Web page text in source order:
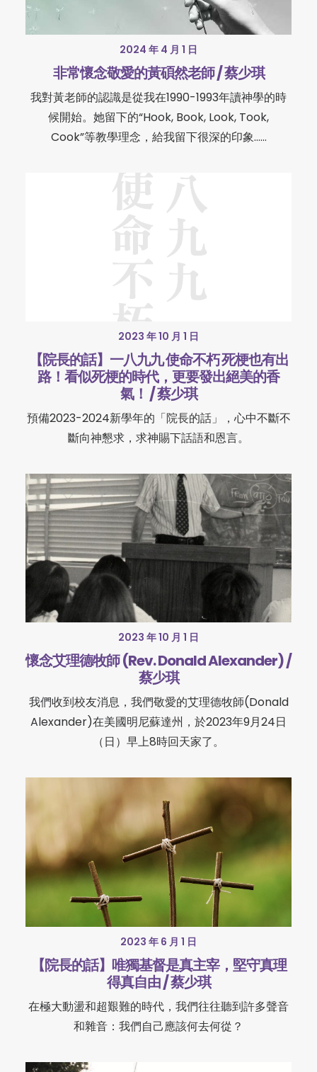
2024 年 4 月 1 日
非常懷念敬愛的黃碩然老師 / 蔡少琪
我對黃老師的認識是從我在1990-1993年讀神學的時
候開始。她留下的“Hook, Book, Look, Took,
Cook”等教學理念，給我留下很深的印象……
2023 年 10 月 1 日
【院長的話】一八九九 使命不朽 死梗也有出
路！看似死梗的時代，更要發出絕美的香
氣！ / 蔡少琪
預備2023-2024新學年的「院長的話」，心中不斷不
斷向神懇求，求神賜下話語和恩言。
2023 年 10 月 1 日
懷念艾理德牧師 (Rev. Donald Alexander) /
蔡少琪
我們收到校友消息，我們敬愛的艾理德牧師(Donald
Alexander)在美國明尼蘇達州，於2023年9月24日
（日）早上8時回天家了。
2023 年 6 月 1 日
【院長的話】唯獨基督是真主宰，堅守真理
得真自由 / 蔡少琪
在極大動盪和超艱難的時代，我們往往聽到許多聲音
和雜音：我們自己應該何去何從？